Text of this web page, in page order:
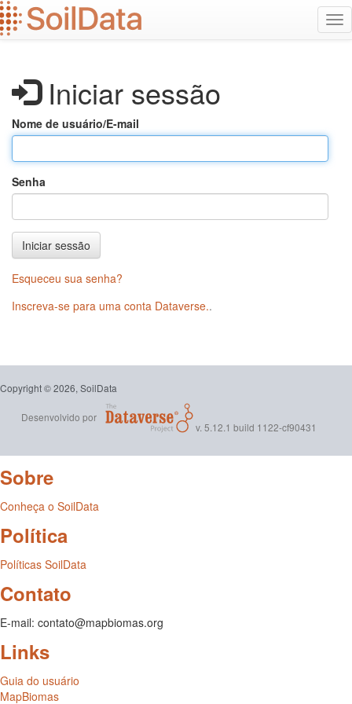
Ir
para
o
Iniciar sessão
Nome de usuário/E-mail
Senha
Iniciar sessão
Esqueceu sua senha?
Inscreva-se para uma conta Dataverse..
Copyright © 2026, SoilData
Desenvolvido por
v. 5.12.1 build 1122-cf90431
Sobre
Conheça o SoilData
Política
Políticas SoilData
Contato
E-mail: contato@mapbiomas.org
Links
Guia do usuário
MapBiomas